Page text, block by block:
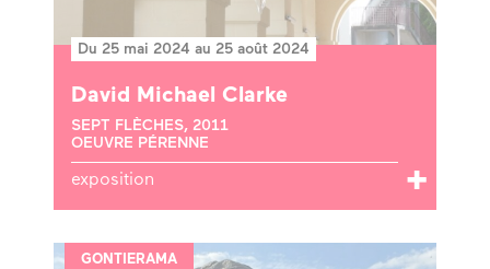
Du 25 mai 2024 au 25 août 2024
David Michael Clarke
SEPT FLÈCHES, 2011
OEUVRE PÉRENNE
exposition
GONTIERAMA